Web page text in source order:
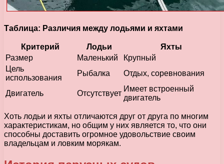
Таблица: Различия между лодьями и яхтами
Критерий Лодьи
Яхты
Размер
Маленький
Крупный
Цель
использования
Рыбалка Отдых, соревнования
Двигатель Отсутствует
Имеет встроенный
двигатель
Хоть лодьи и яхты отличаются друг от друга по многим
характеристикам, но общим у них является то, что они
способны доставить огромное удовольствие своим
владельцам и ловким морякам.